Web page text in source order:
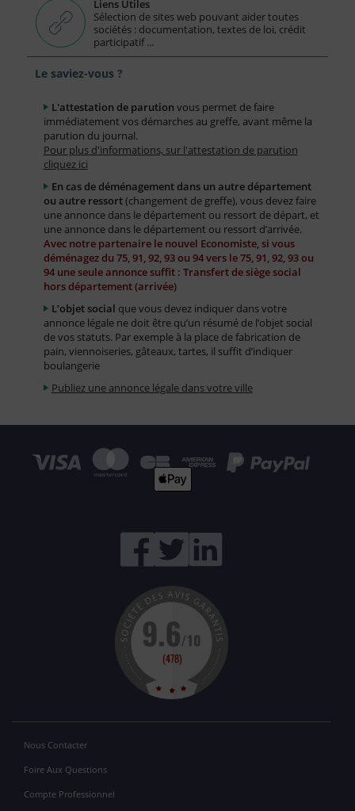
Liens Utiles
Sélection de sites web pouvant aider toutes
sociétés : documentation, textes de loi, crédit
participatif ...
Le saviez-vous ?
L'attestation de parution vous permet de faire
immédiatement vos démarches au greffe, avant même la
parution du journal.
Pour plus d'informations, sur l'attestation de parution
cliquez ici
En cas de déménagement dans un autre département
ou autre ressort(changement de greffe), vous devez faire
une annonce dans le département ou ressort de départ, et
une annonce dans le département ou ressort d’arrivée.
Avec notre partenaire le nouvel Economiste, si vous
déménagez du 75, 91, 92, 93 ou 94 vers le 75, 91, 92, 93 ou
94 une seule annonce suffit : Transfert de siège social
hors département (arrivée)
L’objet social que vous devez indiquer dans votre
annonce légale ne doit être qu’un résumé de l’objet social
de vos statuts. Par exemple à la place de fabrication de
pain, viennoiseries, gâteaux, tartes, il suffit d’indiquer
boulangerie
Publiez une annonce légale dans votre ville
Nous Contacter
Foire Aux Questions
Compte Professionnel